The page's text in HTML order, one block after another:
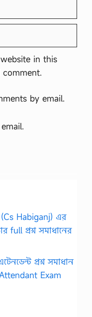
in this
by email.
(Cs Habiganj) এর
full প্রশ্ন সমাধানের
প্রশ্ন সমাধান
Exam